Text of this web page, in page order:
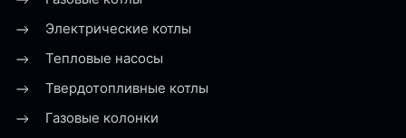
Электрические котлы
Тепловые насосы
Твердотопливные котлы
Газовые колонки